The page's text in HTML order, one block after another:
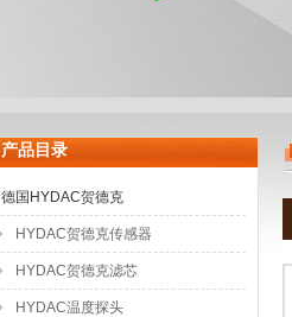
产品目录
德国HYDAC贺德克
HYDAC贺德克传感器
HYDAC贺德克滤芯
HYDAC温度探头